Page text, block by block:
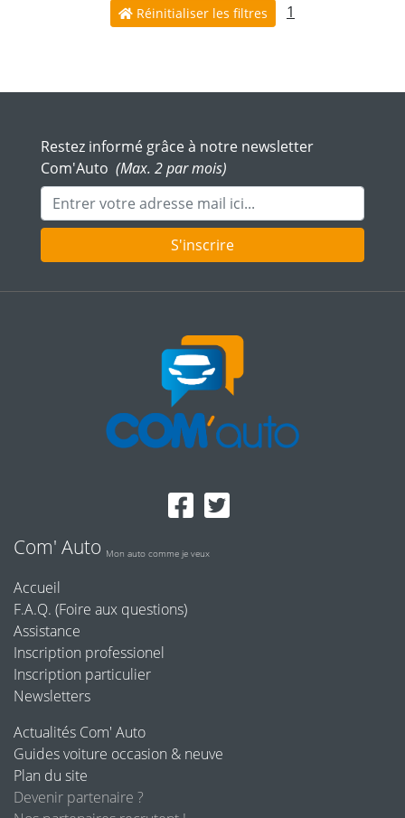
Réinitialiser les filtres 1
Restez informé grâce à notre newsletter
Com'Auto (Max. 2 par mois)
Adresse mail
S'inscrire
Com' Auto Mon auto comme je veux
Accueil
F.A.Q. (Foire aux questions)
Assistance
Inscription professionel
Inscription particulier
Newsletters
Actualités Com' Auto
Guides voiture occasion & neuve
Plan du site
Devenir partenaire ?